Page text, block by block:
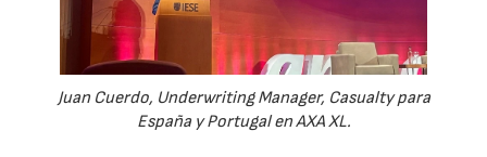
Juan Cuerdo, Underwriting Manager, Casualty para
España y Portugal en AXA XL.